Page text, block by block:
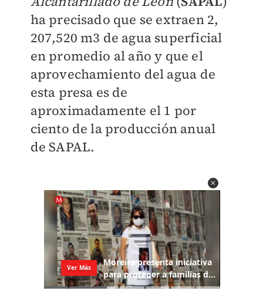
ha precisado que se extraen 2,
207,520 m3 de agua superficial
en promedio al año y que el
aprovechamiento del agua de
esta presa es de
aproximadamente el 1 por
ciento de la producción anual
de SAPAL.